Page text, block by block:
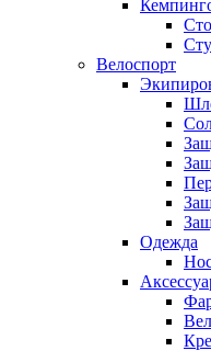
Велоспорт
Одежда